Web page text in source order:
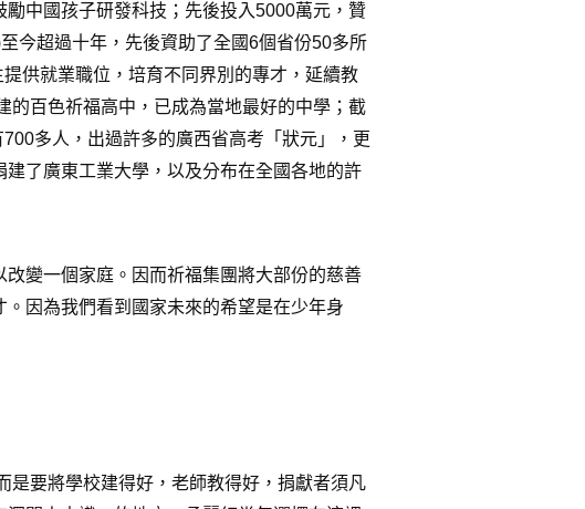
中國孩子研發科技；先後投入5000萬元，贊
至今超過十年，先後資助了全國6個省份50多所
供就業職位，培育不同界別的專才，延續教
的百色祈福高中，已成為當地最好的中學；截
700多人，出過許多的廣西省高考「狀元」，更
了廣東工業大學，以及分布在全國各地的許
變一個家庭。因而祈福集團將大部份的慈善
因為我們看到國家未來的希望是在少年身
是要將學校建得好，老師教得好，捐獻者須凡